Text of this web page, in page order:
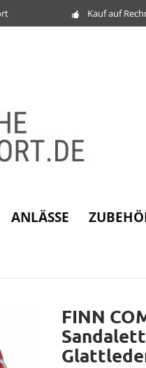
Kauf auf
ANLÄSSE
FINN